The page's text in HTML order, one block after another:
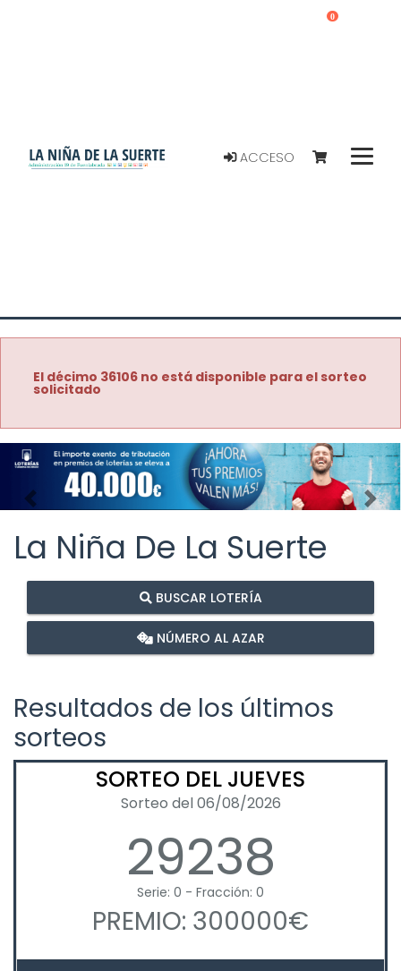
ACCESO
0
El décimo 36106 no está disponible para el sorteo
solicitado
Imagen anterior
La Niña De La Suerte
BUSCAR LOTERÍA
NÚMERO AL AZAR
Resultados de los últimos
sorteos
SORTEO DEL JUEVES
Sorteo del 06/08/2026
29238
Serie: 0 - Fracción: 0
PREMIO: 300000€